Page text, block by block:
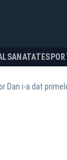
SANATATE
Dan i-a dat